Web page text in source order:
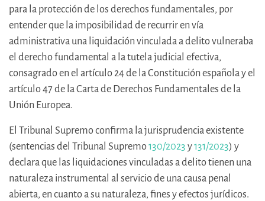
para la protección de los derechos fundamentales, por
entender que la imposibilidad de recurrir en vía
administrativa una liquidación vinculada a delito vulneraba
el derecho fundamental a la tutela judicial efectiva,
consagrado en el artículo 24 de la Constitución española y el
artículo 47 de la Carta de Derechos Fundamentales de la
Unión Europea.
El Tribunal Supremo confirma la jurisprudencia existente
(sentencias del Tribunal Supremo130/2023 y131/2023) y
declara que las liquidaciones vinculadas a delito tienen una
naturaleza instrumental al servicio de una causa penal
abierta, en cuanto a su naturaleza, fines y efectos jurídicos.